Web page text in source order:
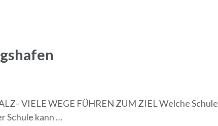
VIELE WEGE FÜHREN ZUM ZIEL Welche Schule
Schule kann …